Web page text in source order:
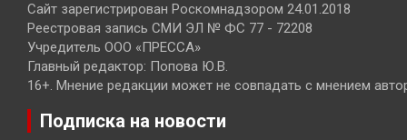
Сайт зарегистрирован Роскомнадзором 24.01.2018
Реестровая запись СМИ ЭЛ № ФС 77 - 72208
Учредитель ООО «ПРЕССА»
Главный редактор: Попова Ю.В.
16+. Мнение редакции может не совпадать с мнением
Подписка на новости